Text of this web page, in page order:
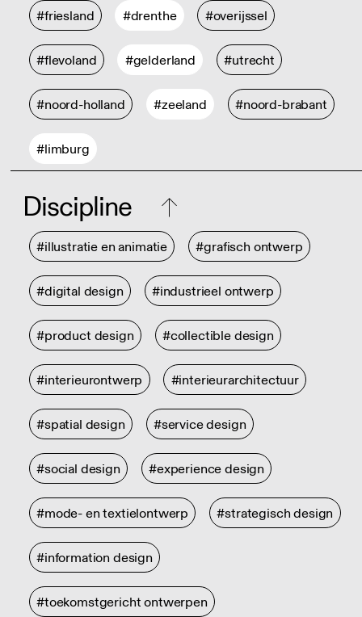
#friesland #drenthe #overijssel
#flevoland #gelderland #utrecht
#noord-holland #zeeland #noord-brabant
#limburg
Discipline
#illustratie en animatie #grafisch ontwerp
#digital design #industrieel ontwerp
#product design #collectible design
#interieurontwerp #interieurarchitectuur
#spatial design #service design
#social design #experience design
#mode- en textielontwerp #strategisch design
#information design
#toekomstgericht ontwerpen